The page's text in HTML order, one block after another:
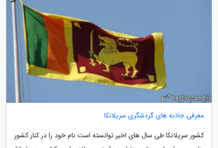
معرفی جاذبه های گردشگری سریلانکا
کشور سریلانکا طی سال های اخیر توانسته است نام خود را در کنار کشور